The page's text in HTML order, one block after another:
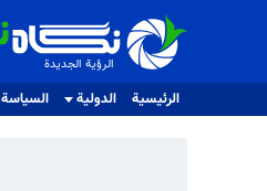
الرؤية الجديدة
الرؤية الجديدة
الرئيسية الدولية السياسة